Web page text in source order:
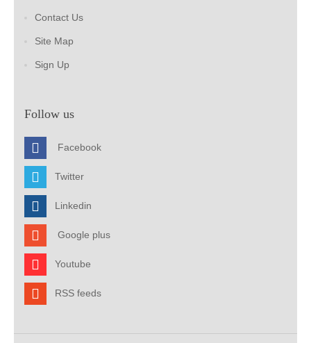
Contact Us
Site Map
Sign Up
Follow us
Facebook
Twitter
Linkedin
Google plus
Youtube
RSS feeds